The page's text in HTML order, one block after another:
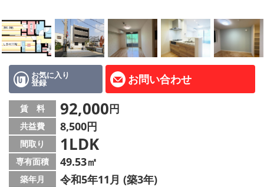
AcePlanner公式ライン
SNS
スタッフ紹介
リフォーム のことなら！
オーナー様へ
住宅型有料老人 Ｆｌｅｕｒａｇｅ
お気に入り
登録 お問い合わせ
賃 料 92,000円
共益費 8,500円
間取り 1LDK
専有面積 49.53㎡
築年月 令和5年11月 (築3年)